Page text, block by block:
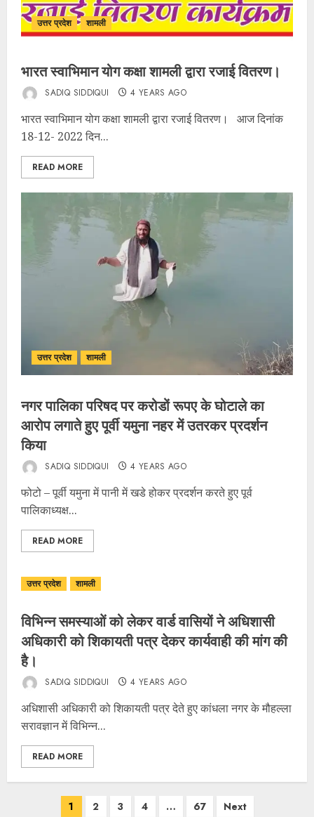
उत्तर प्रदेश शामली
भारत स्वाभिमान योग कक्षा शामली द्वारा रजाई वितरण।
SADIQ SIDDIQUI 4 YEARS AGO
भारत स्वाभिमान योग कक्षा शामली द्वारा रजाई वितरण। आज दिनांक
18-12- 2022 दिन...
READ MORE
उत्तर प्रदेश शामली
नगर पालिका परिषद पर करोडों रूपए के घोटाले का
आरोप लगाते हुए पूर्वी यमुना नहर में उतरकर प्रदर्शन
किया
SADIQ SIDDIQUI 4 YEARS AGO
फोटो – पूर्वी यमुना में पानी में खडे होकर प्रदर्शन करते हुए पूर्व
पालिकाध्यक्ष...
READ MORE
उत्तर प्रदेश शामली
विभिन्न समस्याओं को लेकर वार्ड वासियों ने अधिशासी
अधिकारी को शिकायती पत्र देकर कार्यवाही की मांग की
है।
SADIQ SIDDIQUI 4 YEARS AGO
अधिशासी अधिकारी को शिकायती पत्र देते हुए कांधला नगर के मौहल्ला
सरावज्ञान में विभिन्न...
READ MORE
1 2 3 4 … 67 Next